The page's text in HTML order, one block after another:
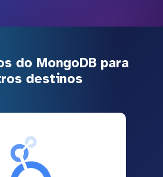
do MongoDB para
destinos